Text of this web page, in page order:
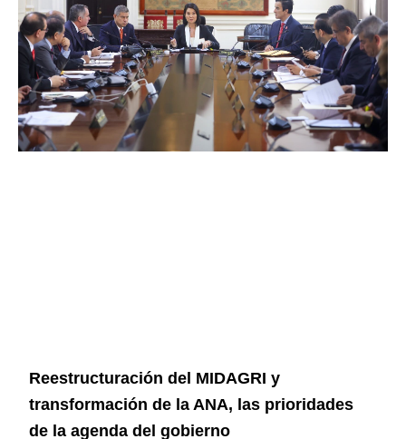
Reestructuración del MIDAGRI y
transformación de la ANA, las prioridades
de la agenda del gobierno